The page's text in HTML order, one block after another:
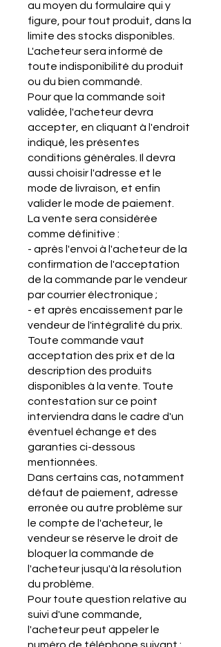
au moyen du formulaire qui y
figure, pour tout produit, dans la
limite des stocks disponibles.
L'acheteur sera informé de
toute indisponibilité du produit
ou du bien commandé.
Pour que la commande soit
validée, l'acheteur devra
accepter, en cliquant à l'endroit
indiqué, les présentes
conditions générales. Il devra
aussi choisir l'adresse et le
mode de livraison, et enfin
valider le mode de paiement.
La vente sera considérée
comme définitive :
- après l'envoi à l'acheteur de la
confirmation de l'acceptation
de la commande par le vendeur
par courrier électronique ;
- et après encaissement par le
vendeur de l'intégralité du prix.
Toute commande vaut
acceptation des prix et de la
description des produits
disponibles à la vente. Toute
contestation sur ce point
interviendra dans le cadre d'un
éventuel échange et des
garanties ci-dessous
mentionnées.
Dans certains cas, notamment
défaut de paiement, adresse
erronée ou autre problème sur
le compte de l'acheteur, le
vendeur se réserve le droit de
bloquer la commande de
l'acheteur jusqu'à la résolution
du problème.
Pour toute question relative au
suivi d'une commande,
l'acheteur peut appeler le